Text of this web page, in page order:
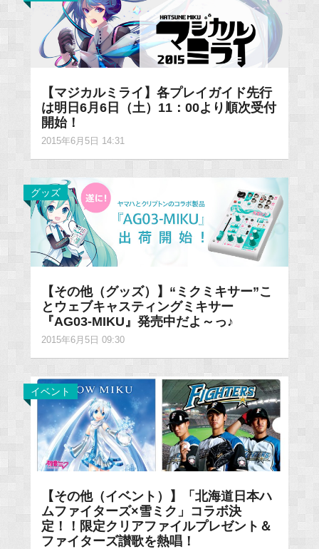
【マジカルミライ】各プレイガイド先行
は明日6月6日（土）11：00より順次受付
開始！
2015年6月5日 14:31
グッズ
【その他（グッズ）】“ミクミキサー”こ
とウェブキャスティングミキサー
『AG03-MIKU』発売中だよ～っ♪
2015年6月5日 09:30
イベント
【その他（イベント）】「北海道日本ハ
ムファイターズ×雪ミク」コラボ決
定！！限定クリアファイルプレゼント＆
ファイターズ讃歌を熱唱！